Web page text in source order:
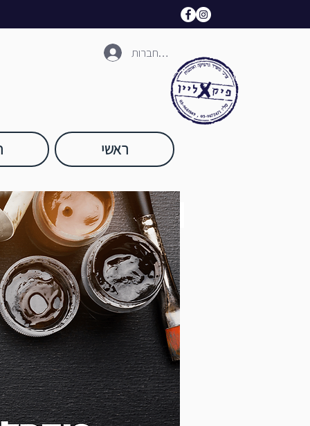
להתחברות
ראשי